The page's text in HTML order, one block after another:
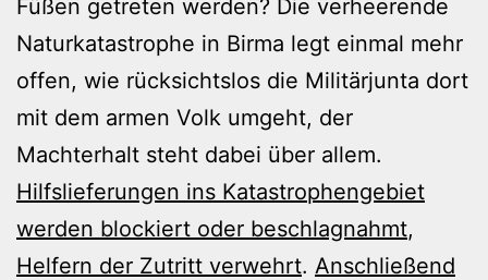
Füßen getreten werden? Die verheerende
Naturkatastrophe in Birma legt einmal mehr
offen, wie rücksichtslos die Militärjunta dort
mit dem armen Volk umgeht, der
Machterhalt steht dabei über allem.
Hilfslieferungen ins Katastrophengebiet
werden blockiert oder beschlagnahmt,
Helfern der Zutritt verwehrt. Anschließend